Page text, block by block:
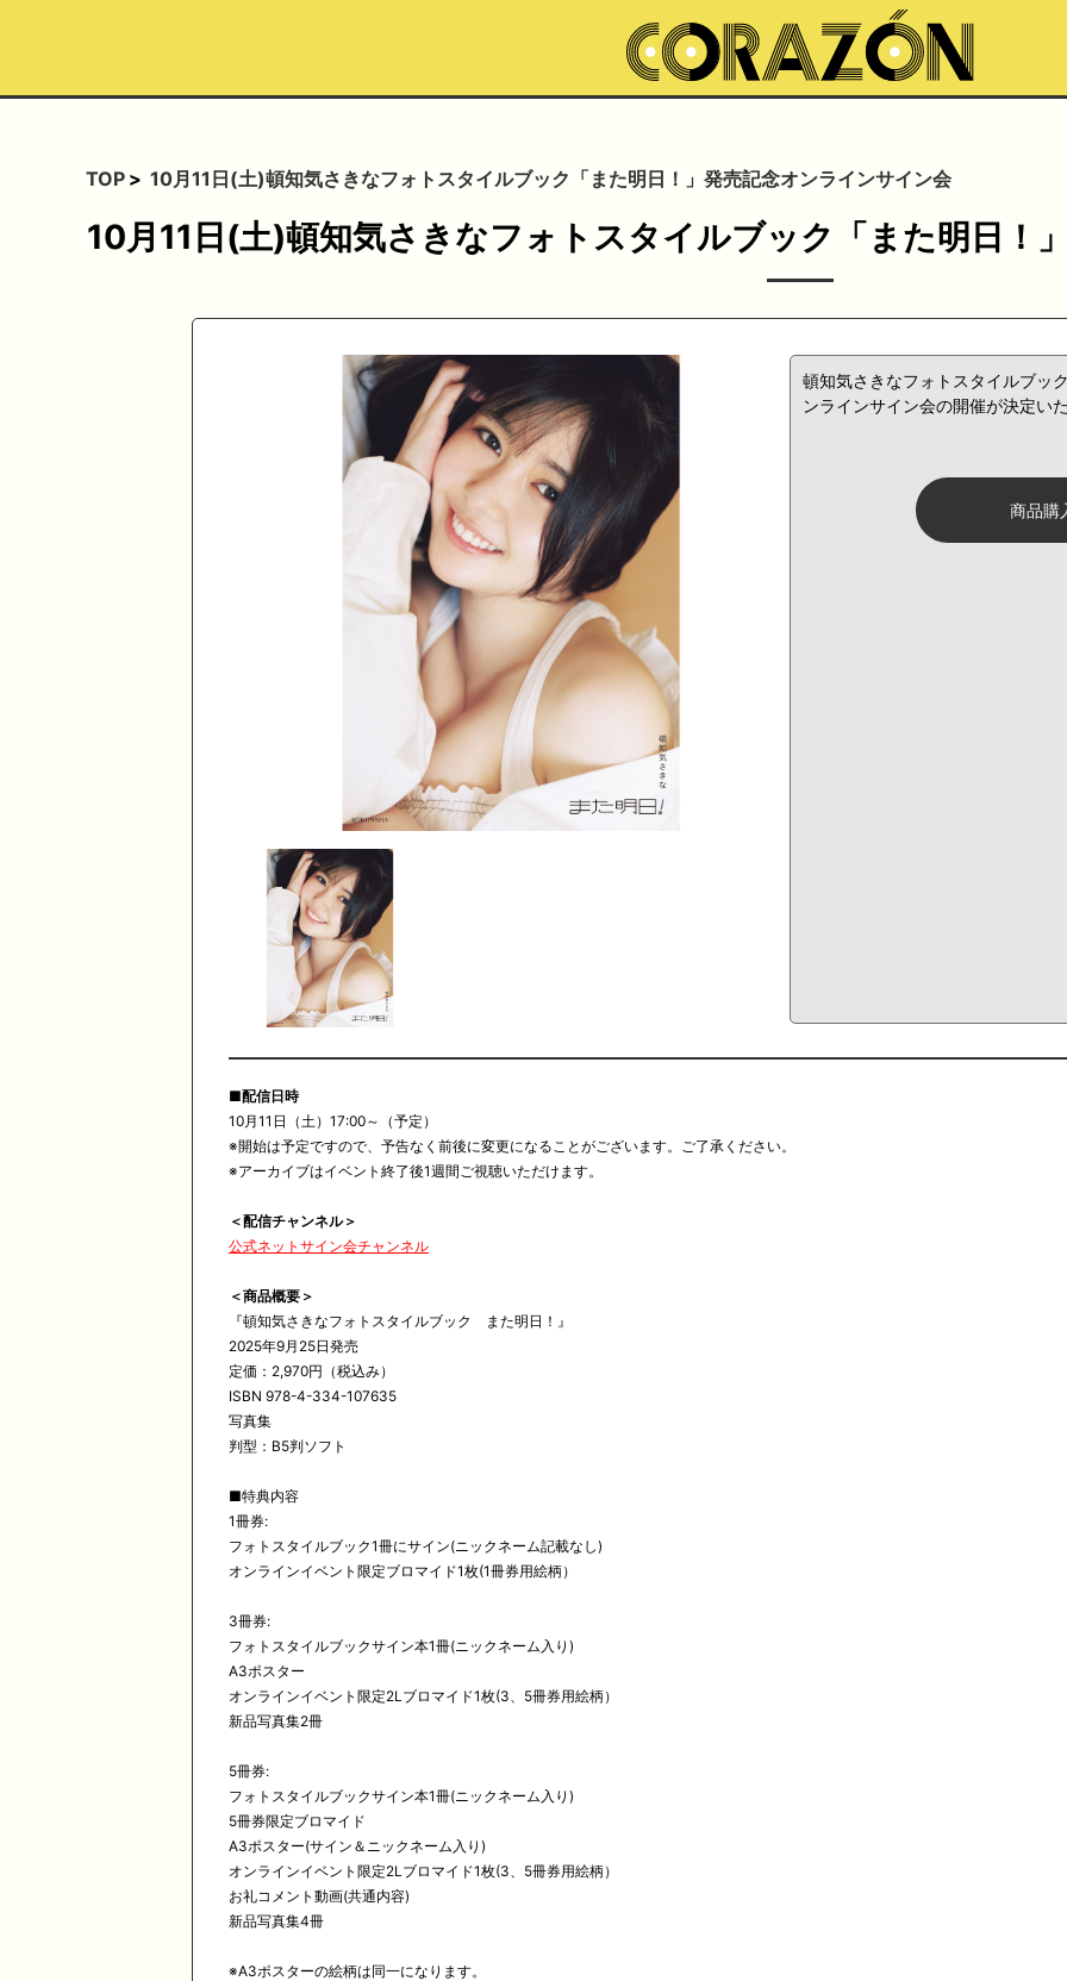
TOP 10月11日(土)頓知気さきなフォトスタイルブック「また明日！」発売記念オンラインサイン会
10月11日(土)頓知気さきなフォトスタイルブック「また明日！
頓知気さきなフォトスタイルブッ
ンラインサイン会の開催が決定い
商品購
■配信日時
10月11日（土）17:00～（予定）
※開始は予定ですので、予告なく前後に変更になることがございます。ご了承ください。
※アーカイブはイベント終了後1週間ご視聴いただけます。
＜配信チャンネル＞
公式ネットサイン会チャンネル
＜商品概要＞
『頓知気さきなフォトスタイルブック また明日！』
2025年9月25日発売
定価：2,970円（税込み）
ISBN 978-4-334-107635
写真集
判型：B5判ソフト
■特典内容
1冊券:
フォトスタイルブック1冊にサイン(ニックネーム記載なし)
オンラインイベント限定ブロマイド1枚(1冊券用絵柄）
3冊券:
フォトスタイルブックサイン本1冊(ニックネーム入り)
A3ポスター
オンラインイベント限定2Lブロマイド1枚(3、5冊券用絵柄）
新品写真集2冊
5冊券:
フォトスタイルブックサイン本1冊(ニックネーム入り)
5冊券限定ブロマイド
A3ポスター(サイン＆ニックネーム入り)
オンラインイベント限定2Lブロマイド1枚(3、5冊券用絵柄）
お礼コメント動画(共通内容)
新品写真集4冊
※A3ポスターの絵柄は同一になります。